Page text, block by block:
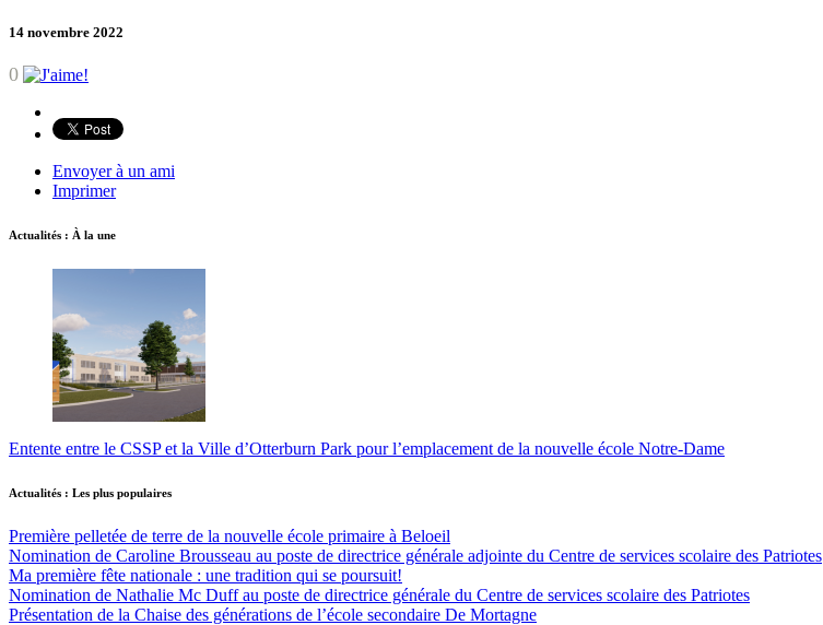
14 novembre 2022
0
Envoyer à un ami
Imprimer
Actualités : À la une
Entente entre le CSSP et la Ville d’Otterburn Park pour l’emplacement de la nouvelle école Notre-Dame
Actualités : Les plus populaires
Première pelletée de terre de la nouvelle école primaire à Beloeil
Nomination de Caroline Brousseau au poste de directrice générale adjointe du Centre de services scolaire des Patriotes
Ma première fête nationale : une tradition qui se poursuit!
Nomination de Nathalie Mc Duff au poste de directrice générale du Centre de services scolaire des Patriotes
Présentation de la Chaise des générations de l’école secondaire De Mortagne